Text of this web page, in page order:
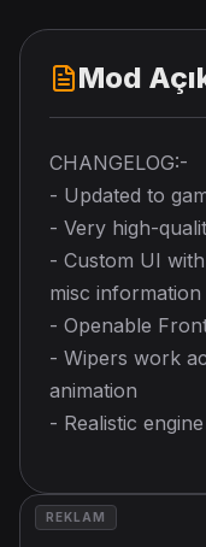
Mod
CHANGELOG:-
- Updated to
- Very high-
- Custom UI
misc
- Openable
- Wipers work
animation
- Realistic engine
REKLAM